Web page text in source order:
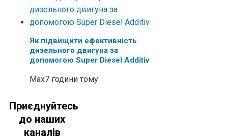
Як підвищити ефективність
дизельного двигуна за
допомогою Super Diesel Additiv
Max7 години тому
Приєднуйтесь
до наших
каналів